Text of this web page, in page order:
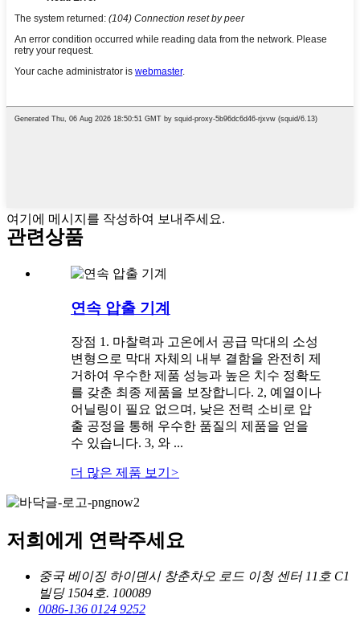
여기에 메시지를 작성하여 보내주세요.
관련상품
연속 압출 기계
장점 1. 마찰력과 고온에서 공급 막대의 소성
변형으로 막대 자체의 내부 결함을 완전히 제
거하여 우수한 제품 성능과 높은 치수 정확도
를 갖춘 최종 제품을 보장합니다. 2, 예열이나
어닐링이 필요 없으며, 낮은 전력 소비로 압
출 공정을 통해 우수한 품질의 제품을 얻을
수 있습니다. 3, 와 ...
더 많은 제품 보기 >
저희에게 연락주세요
중국 베이징 하이뎬시 창춘차오 로드 이청 센터 11호 C1
빌딩 1504호. 100089
0086-136 0124 9252